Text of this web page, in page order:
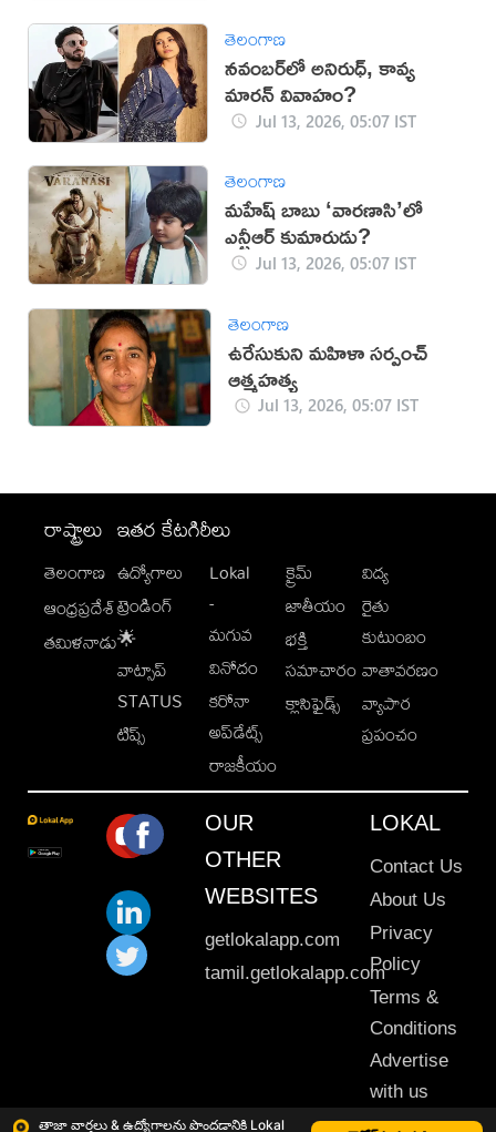
తాజా వార్తలు & ఉద్యోగాలను పొందడానికి Lokal
తెలంగాణ
నవంబర్‌లో అనిరుధ్, కావ్య
మారన్ వివాహం?
Jul 13, 2026, 05:07 IST
తెలంగాణ
మహేష్ బాబు ‘వారణాసి’లో
ఎన్టీఆర్ కుమారుడు?
Jul 13, 2026, 05:07 IST
తెలంగాణ
ఉరేసుకుని మహిళా సర్పంచ్
ఆత్మహత్య
Jul 13, 2026, 05:07 IST
రాష్ట్రాలు
తెలంగాణ
ఆంధ్రప్రదేశ్
తమిళనాడు
ఇతర కేటగిరీలు
ఉద్యోగాలు
ట్రెండింగ్
🌟
వాట్సాప్
STATUS
టిప్స్
Lokal
-
మగువ
వినోదం
కరోనా
అప్‌డేట్స్
రాజకీయం
క్రైమ్
జాతీయం
భక్తి
సమాచారం
క్లాసిఫైడ్స్
విద్య
రైతు
కుటుంబం
వాతావరణం
వ్యాపార
ప్రపంచం
OUR
OTHER
WEBSITES
getlokalapp.com
tamil.getlokalapp.com
LOKAL
Contact Us
About Us
Privacy
Policy
Terms &
Conditions
Advertise
with us
Sitemap